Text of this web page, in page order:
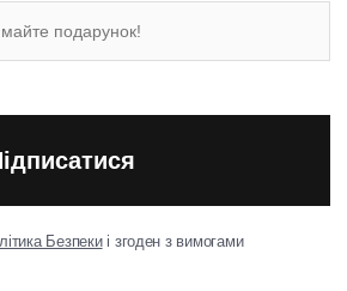
Матеріал пера
Безпекиі згоден з вимогами